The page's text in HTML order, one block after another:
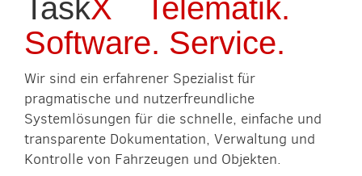
TaskX
Telematik.
Software. Service.
Wir sind ein erfahrener Spezialist für
pragmatische und nutzerfreundliche
Systemlösungen für die schnelle, einfache und
transparente Dokumentation, Verwaltung und
Kontrolle von Fahrzeugen und Objekten.